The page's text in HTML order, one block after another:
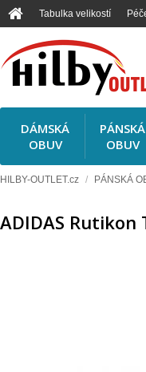
Tabulka velikostí
DÁMSKÁ
OBUV
PÁNSKÁ
OBUV
HILBY-OUTLET.cz / PÁNSKÁ
ADIDAS Rutikon